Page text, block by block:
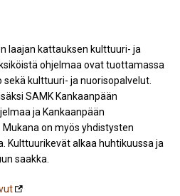
laajan kattauksen kulttuuri- ja
ohjelmaa ovat tuottamassa
kulttuuri- ja nuorisopalvelut.
SAMK Kankaanpään
ja Kankaanpään
on myös yhdistysten
Kulttuurikevät alkaa huhtikuussa ja
saakka.